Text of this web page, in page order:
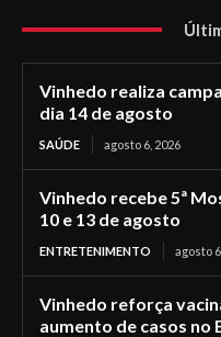
Vinhedo realiza
dia 14 de agosto
SAÚDE agosto 6, 2026
Vinhedo recebe 5ª
10 e 13 de agosto
ENTRETENIMENTO agosto
Vinhedo reforça
aumento de casos no